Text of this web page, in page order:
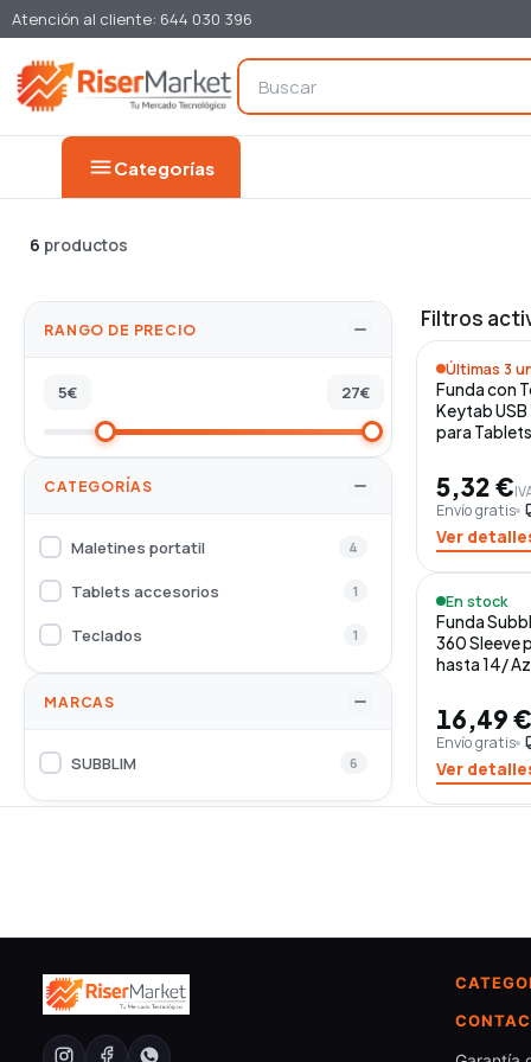
Atención al cliente: 644 030 396
menuCategorías
6 productos
RANGO DE PRECIO
5€ 27€
CATEGORÍAS
Maletines portatil 4
Tablets accesorios 1
Teclados 1
MARCAS
SUBBLIM 6
Filtros
Últimas 3
Funda con
Keytab USB
para Tablets
5,32 €
Envío gratis
Ver
En stock
Funda
360 Sleeve
hasta 14/
16,49 €
Envío gratis
Ver